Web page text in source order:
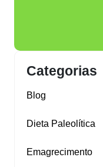
Categorias
Blog
Dieta Paleolítica
Emagrecimento